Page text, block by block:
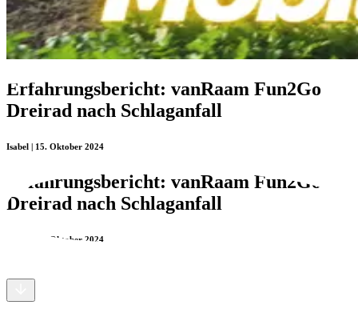
Erfahrungsbericht: vanRaam Fun2Go
Dreirad nach Schlaganfall
Isabel | 15. Oktober 2024
Erfahrungsbericht: vanRaam Fun2Go
Dreirad nach Schlaganfall
Isabel | 15. Oktober 2024